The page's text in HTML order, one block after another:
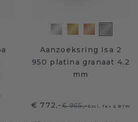
Aanzoeksring Isa 2
950 platina granaat 4.2
mm
€ 772,-€ 965,-Excl. Tax & BTW